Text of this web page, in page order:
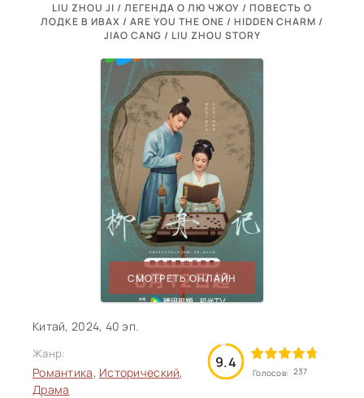
LIU ZHOU JI / ЛЕГЕНДА О ЛЮ ЧЖОУ / ПОВЕСТЬ О
ЛОДКЕ В ИВАХ / ARE YOU THE ONE / HIDDEN CHARM /
JIAO CANG / LIU ZHOU STORY
СМОТРЕТЬ ОНЛАЙН
Китай, 2024, 40 эп.
Жанр:
Романтика, Исторический,
Драма
9.4
Голосов: 237